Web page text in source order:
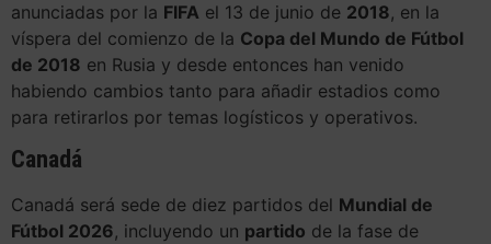
anunciadas por la FIFA el 13 de junio de 2018, en la
víspera del comienzo de la Copa del Mundo de Fútbol
de 2018 en Rusia y desde entonces han venido
habiendo cambios tanto para añadir estadios como
para retirarlos por temas logísticos y operativos.
Canadá
Canadá será sede de diez partidos del Mundial de
Fútbol 2026, incluyendo un partido de la fase de